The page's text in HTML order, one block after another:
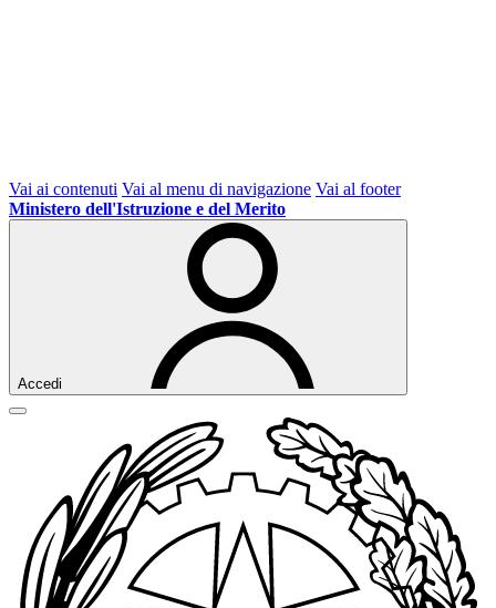
Vai ai contenuti Vai al menu di navigazione Vai al footer
Ministero dell'Istruzione e del Merito
Accedi